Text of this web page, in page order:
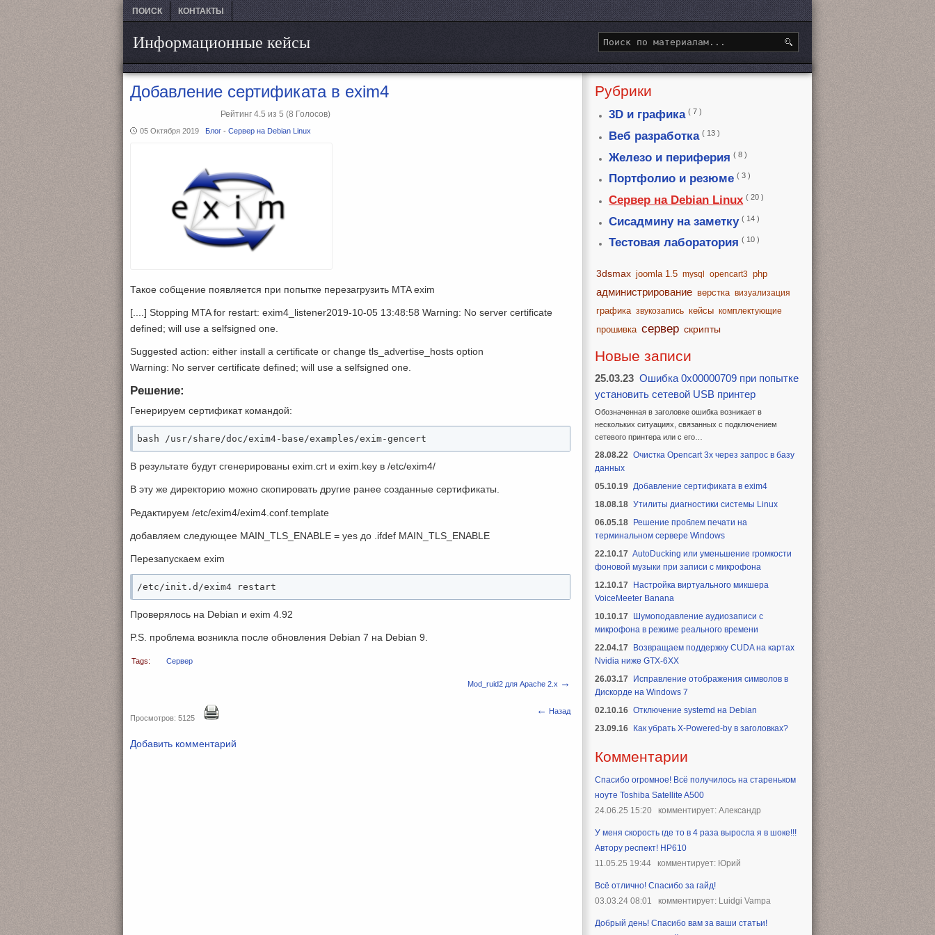
ПОИСК КОНТАКТЫ
Информационные кейсы
Добавление сертификата в exim4
Рейтинг 4.5 из 5 (8 Голосов)
05 Октября 2019 Блог - Сервер на Debian Linux
Такое собщение появляется при попытке перезагрузить MTA exim
[....] Stopping MTA for restart: exim4_listener2019-10-05 13:48:58 Warning: No server certificate
defined; will use a selfsigned one.
Suggested action: either install a certificate or change tls_advertise_hosts option
Warning: No server certificate defined; will use a selfsigned one.
Решение:
Генерируем сертификат командой:
bash /usr/share/doc/exim4-base/examples/exim-gencert
В результате будут сгенерированы exim.crt и exim.key в /etc/exim4/
В эту же директорию можно скопировать другие ранее созданные сертификаты.
Редактируем /etc/exim4/exim4.conf.template
добавляем следующее MAIN_TLS_ENABLE = yes до .ifdef MAIN_TLS_ENABLE
Перезапускаем exim
/etc/init.d/exim4 restart
Проверялось на Debian и exim 4.92
P.S. проблема возникла после обновления Debian 7 на Debian 9.
Tags: Сервер
Mod_ruid2 для Apache 2.x →
Просмотров: 5125
← Назад
Добавить комментарий
Рубрики
3D и графика ( 7 )
Веб разработка ( 13 )
Железо и периферия ( 8 )
Портфолио и резюме ( 3 )
Сервер на Debian Linux ( 20 )
Сисадмину на заметку ( 14 )
Тестовая лаборатория ( 10 )
3dsmax joomla 1.5 mysql opencart3 php
администрирование верстка визуализация
графика звукозапись кейсы комплектующие
прошивка сервер скрипты
Новые записи
25.03.23 Ошибка 0x00000709 при попытке
установить сетевой USB принтер
Обозначенная в заголовке ошибка возникает в
нескольких ситуациях, связанных с подключением
сетевого принтера или с его…
28.08.22 Очистка Opencart 3x через запрос в базу
данных
05.10.19 Добавление сертификата в exim4
18.08.18 Утилиты диагностики системы Linux
06.05.18 Решение проблем печати на
терминальном сервере Windows
22.10.17 AutoDucking или уменьшение громкости
фоновой музыки при записи с микрофона
12.10.17
Настройка виртуального микшера
VoiceMeeter Banana
10.10.17
Шумоподавление аудиозаписи с
микрофона в режиме реального времени
22.04.17
Возвращаем поддержку CUDA на картах
Nvidia ниже GTX-6XX
26.03.17
Исправление отображения символов в
Дискорде на Windows 7
02.10.16 Отключение systemd на Debian
23.09.16 Как убрать X-Powered-by в заголовках?
Комментарии
Спасибо огромное! Всё получилось на стареньком
ноуте Toshiba Satellite A500
24.06.25 15:20 комментирует: Александр
У меня скорость где то в 4 раза выросла я в шоке!!!
Автору респект! HP610
11.05.25 19:44 комментирует: Юрий
Всё отлично! Спасибо за гайд!
03.03.24 08:01
комментирует: Luidgi Vampa
Добрый день! Спасибо вам за ваши статьи!